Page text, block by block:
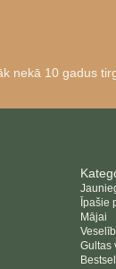
nekā 10 gadus
Īpašie
Mājai
Gultas